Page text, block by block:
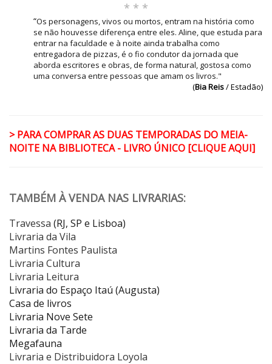
* * *
“Os personagens, vivos ou mortos, entram na história como
se não houvesse diferença entre eles. Aline, que estuda para
entrar na faculdade e à noite ainda trabalha como
entregadora de pizzas, é o fio condutor da jornada que
aborda escritores e obras, de forma natural, gostosa como
uma conversa entre pessoas que amam os livros."
(Bia Reis/ Estadão)
> PARA COMPRAR AS DUAS TEMPORADAS DO MEIA-
NOITE NA BIBLIOTECA - LIVRO ÚNICO [CLIQUE AQUI]
TAMBÉM À VENDA NAS LIVRARIAS:
Travessa (RJ, SP e Lisboa)
Livraria da Vila
Martins Fontes Paulista
Livraria Cultura
Livraria Leitura
Livraria do Espaço Itaú (Augusta)
Casa de livros
Livraria Nove Sete
Livraria da Tarde
Megafauna
Livraria e Distribuidora Loyola